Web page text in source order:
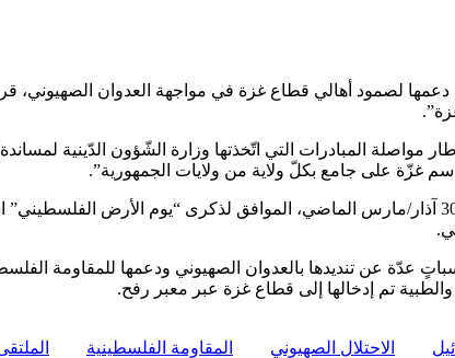
لصمود أهالي قطاع غزة في مواجهة العدوان الصهيوني،
مواصلة المبادرات التي اتّخذتها وزارة الشّؤون الدّينية
غزّة على جامع بكلّ ولاية من ولايات الجمهورية”.
وكان الشّائبي قد أطلق في 30 آذار/مارس الماضي، الموافق لذكرى
عدّة عن تنديدها بالعدوان الصهيوني ودعمها للمقاومة
تم إدخالها إلى قطاع غزة عبر معبر رفح.
الاحتلال الصهيوني المقاومة الفلسطينية